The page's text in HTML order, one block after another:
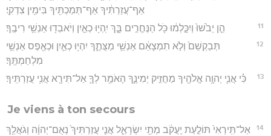
אַף־עֲזַרְתִּ֔יךָ אַף־תְּמַכְתִּ֖יךָ בִּימִ֥ין צִדְקִֽי׃
11 הֵ֤ן יֵבֹ֙שׁוּ֙ וְיִכָּ֣לְמ֔וּ כֹּ֖ל הַנֶּחֱרִ֣ים בָּ֑ךְ יִֽהְי֥וּ כְאַ֛יִן וְיֹאבְד֖וּ אַנְשֵׁ֥י רִיבֶֽךָ׃
12
תְּבַקְשֵׁם֙ וְלֹ֣א תִמְצָאֵ֔ם אַנְשֵׁ֖י מַצֻּתֶ֑ךָ יִהְי֥וּ כְאַ֛יִן וּכְאֶ֖פֶס אַנְשֵׁ֥י
מִלְחַמְתֶּֽךָ׃
13 כִּ֗י אֲנִ֛י יְהוָ֥ה אֱלֹהֶ֖יךָ מַחֲזִ֣יק יְמִינֶ֑ךָ הָאֹמֵ֥ר לְךָ֛ אַל־תִּירָ֖א אֲנִ֥י עֲזַרְתִּֽיךָ׃
Je viens à ton secours
14
אַל־תִּֽירְאִי֙ תּוֹלַ֣עַת יַֽעֲקֹ֔ב מְתֵ֖י יִשְׂרָאֵ֑ל אֲנִ֤י עֲזַרְתִּיךְ֙ נְאֻם־יְהוָ֔ה וְגֹאֲלֵ֖ךְ